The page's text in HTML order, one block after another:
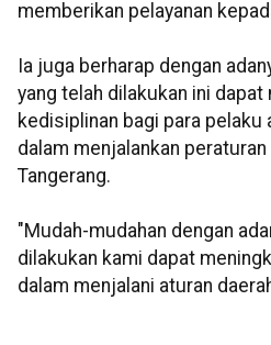
memberikan pelayanan
Ia juga berharap dengan
yang telah dilakukan ini dapat
kedisiplinan bagi para pelaku
dalam menjalankan
Tangerang.
"Mudah-mudahan dengan
dilakukan kami dapat
dalam menjalani aturan